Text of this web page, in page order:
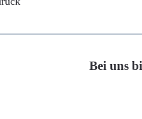
Bei uns